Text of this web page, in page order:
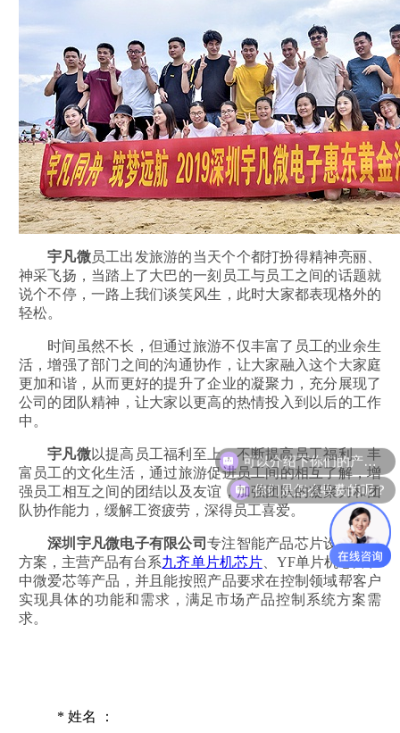
宇凡微员工出发旅游的当天个个都打扮得精神亮丽、
神采飞扬，当踏上了大巴的一刻员工与员工之间的话题就
说个不停，一路上我们谈笑风生，此时大家都表现格外的
轻松。
时间虽然不长，但通过旅游不仅丰富了员工的业余生
活，增强了部门之间的沟通协作，让大家融入这个大家庭
更加和谐，从而更好的提升了企业的凝聚力，充分展现了
公司的团队精神，让大家以更高的热情投入到以后的工作
中。
宇凡微以提高员工福利至上，不断提高员工福利。丰
富员工的文化生活，通过旅游促进员工间的相互了解，增
强员工相互之间的团结以及友谊，加强团队的凝聚力和团
队协作能力，缓解工资疲劳，深得员工喜爱。
深圳宇凡微电子有限公司 专注智能产品芯片设计开发
方案，主营产品有台系九齐单片机芯片、YF单片机芯片、
中微爱芯等产品，并且能按照产品要求在控制领域帮客户
实现具体的功能和需求，满足市场产品控制系统方案需
求。
* 姓名 ：
可以介绍下你们的产品么？
你们是怎么收费的呢？